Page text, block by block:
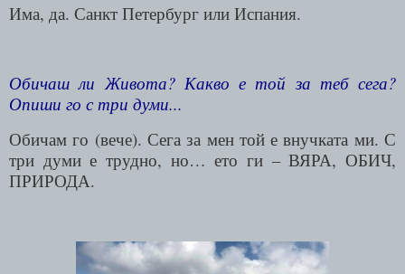
Има, да. Санкт Петербург или Испания.
Обичаш ли Живота? Какво е той за теб сега?
Опиши го с три думи...
Обичам го (вече). Сега за мен той е внучката ми. С
три думи е трудно, но… ето ги – ВЯРА, ОБИЧ,
ПРИРОДА.